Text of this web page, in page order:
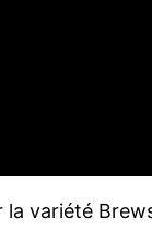
variété